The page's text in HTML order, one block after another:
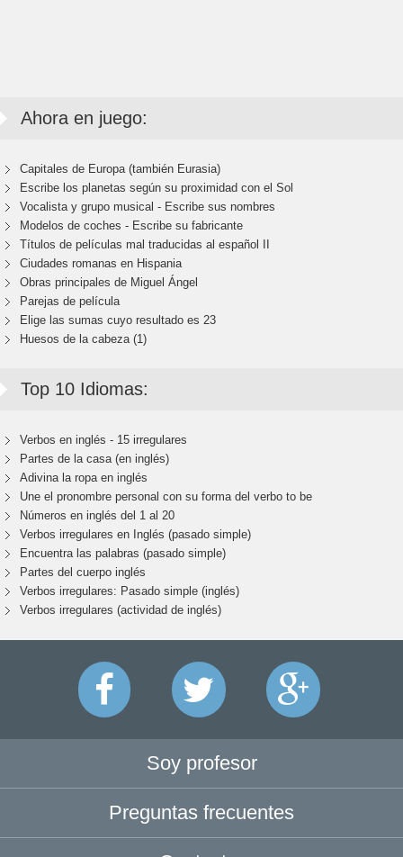
Ahora en juego:
Capitales de Europa (también Eurasia)
Escribe los planetas según su proximidad con el Sol
Vocalista y grupo musical - Escribe sus nombres
Modelos de coches - Escribe su fabricante
Títulos de películas mal traducidas al español II
Ciudades romanas en Hispania
Obras principales de Miguel Ángel
Parejas de película
Elige las sumas cuyo resultado es 23
Huesos de la cabeza (1)
Top 10 Idiomas:
Verbos en inglés - 15 irregulares
Partes de la casa (en inglés)
Adivina la ropa en inglés
Une el pronombre personal con su forma del verbo to be
Números en inglés del 1 al 20
Verbos irregulares en Inglés (pasado simple)
Encuentra las palabras (pasado simple)
Partes del cuerpo inglés
Verbos irregulares: Pasado simple (inglés)
Verbos irregulares (actividad de inglés)
Soy profesor
Preguntas frecuentes